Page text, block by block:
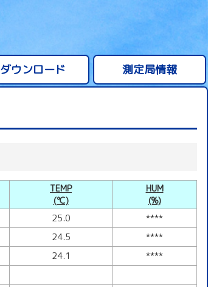
ダウンロード 測定局情報
TEMP
(℃)
HUM
(%)
25.0
****
24.5
****
24.1
****